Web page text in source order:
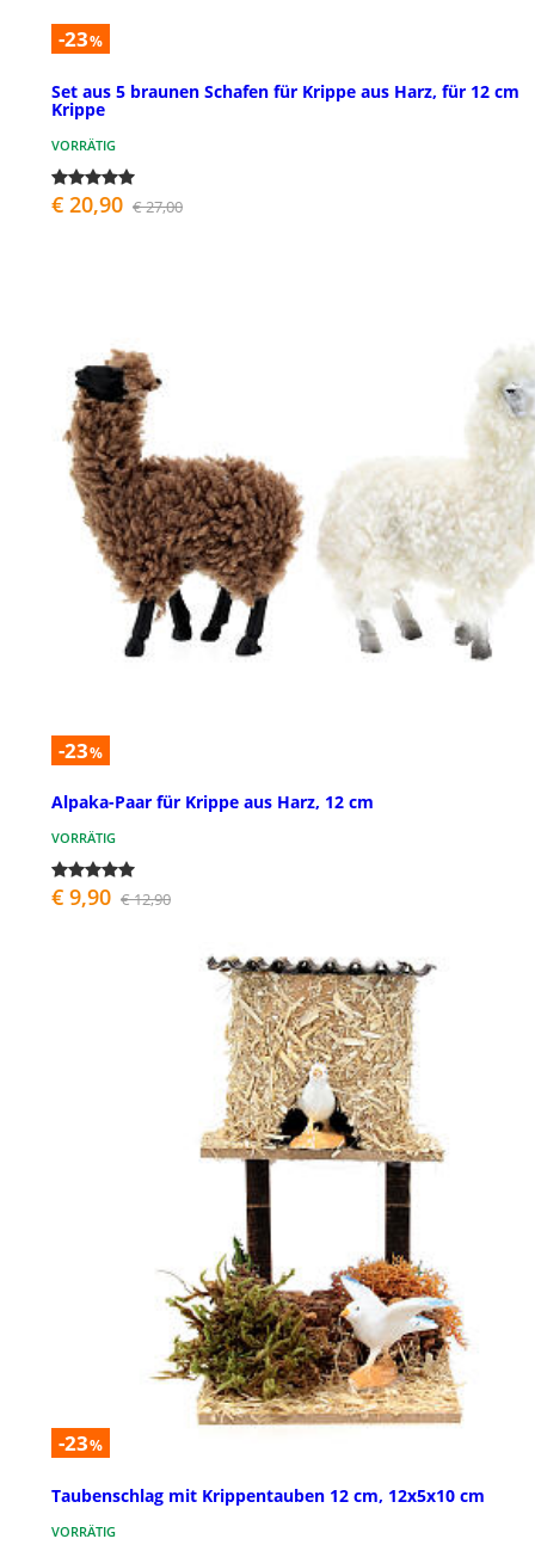
-23%
Set aus 5 braunen Schafen für Krippe aus Harz, für 12 cm
Krippe
VORRÄTIG
€ 20,90 € 27,00
-23%
Alpaka-Paar für Krippe aus Harz, 12 cm
VORRÄTIG
€ 9,90 € 12,90
-23%
Taubenschlag mit Krippentauben 12 cm, 12x5x10 cm
VORRÄTIG